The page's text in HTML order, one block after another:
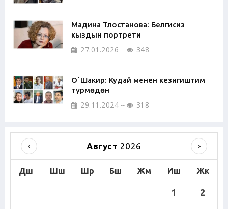
Мадина Тлостанова: Белгисиз
кыздын портрети
27.01.2026 348
О`Шакир: Кудай менен кезигиштим
түрмөдөн
29.11.2024 318
Август 2026
Дш Шш Шр Бш Жм Иш Жк
1
2